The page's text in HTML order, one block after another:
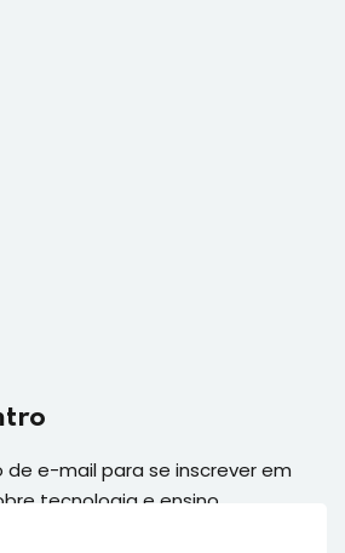
de e-mail para se inscrever em
tecnologia e ensino